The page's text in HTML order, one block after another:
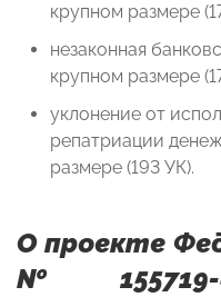
крупном размере
незаконная
крупном размере
уклонение от
репатриации
размере (193 УК).
О проекте
№ 155719-